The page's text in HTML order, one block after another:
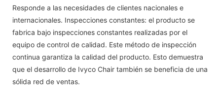
Responde a las necesidades de clientes nacionales e
internacionales. Inspecciones constantes: el producto se
fabrica bajo inspecciones constantes realizadas por el
equipo de control de calidad. Este método de inspección
continua garantiza la calidad del producto. Esto demuestra
que el desarrollo de Ivyco Chair también se beneficia de una
sólida red de ventas.